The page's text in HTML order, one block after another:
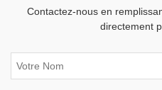
Contactez-nous en
directement